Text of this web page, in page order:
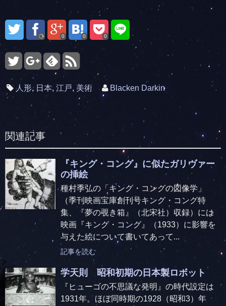
0 0 0
人形, 日本, 江戸, 美術 Blacken Darkin
関連記事
『キング・コング』に似たガリヴァー
の挿絵
種村季弘の「キング・コングの図像学」
（季刊映画宝庫創刊号キング・コング特
集、『夢の覗き箱』（北宋社）収録）には
映画『キング・コング』（1933）に影響を
与えた絵について書いてあって...
記事を読む
学天則 昭和初期の日本製ロボット
『ヒューゴの不思議な発明』の時代設定は
1931年。ほぼ同時期の1928（昭和3）年